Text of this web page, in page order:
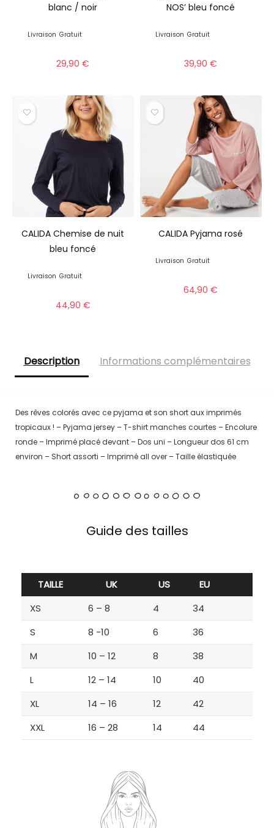
blanc / noir
Livraison Gratuit
29,90€
NOS’ bleu foncé
Livraison Gratuit
39,90€
CALIDA Chemise de nuit
bleu foncé
Livraison Gratuit
44,90 €
CALIDA Pyjama rosé
Livraison Gratuit
64,90€
Description Informations complémentaires
Des rêves colorés avec ce pyjama et son short aux imprimés
tropicaux ! – Pyjama jersey – T-shirt manches courtes – Encolure
ronde – Imprimé placé devant – Dos uni – Longueur dos 61 cm
environ – Short assorti – Imprimé all over – Taille élastiquée
Guide des tailles
TAILLE UK US
EU
XS
6 – 8 4
34
S
8 -10 6
36
M
10 – 12 8
38
L
12 – 14 10
40
XL
14 – 16 12
42
XXL
16 – 28 14 44